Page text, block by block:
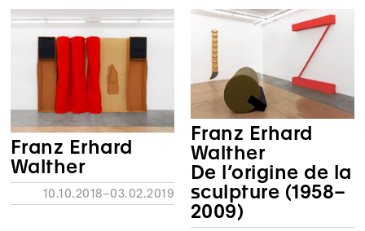
Franz Erhard
Walther
10.10.2018–03.02.2019
Franz Erhard
Walther
De l’origine de la
sculpture (1958–
2009)